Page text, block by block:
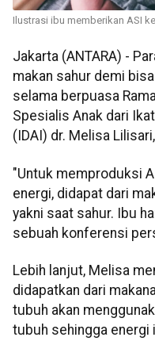
Ilustrasi ibu memberikan ASI
Jakarta (ANTARA) -
makan sahur demi
selama berpuasa
Spesialis Anak dari
(IDAI) dr. Melisa
"Untuk memproduksi
energi, didapat dari
yakni saat sahur. Ibu
sebuah konferensi
Lebih lanjut, Melisa
didapatkan dari
tubuh akan
tubuh sehingga energi